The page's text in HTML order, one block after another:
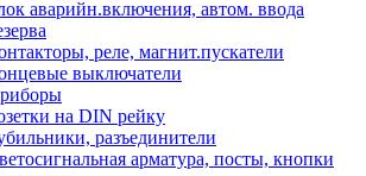
аварийн.включения, автом. ввода
реле, магнит.пускатели
выключатели
на DIN рейку
разъединители
арматура, посты, кнопки